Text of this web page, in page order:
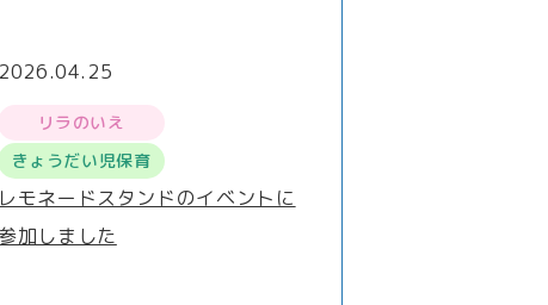
2026.04.25
リラのいえ
きょうだい児保育
レモネードスタンドのイベントに
参加しました